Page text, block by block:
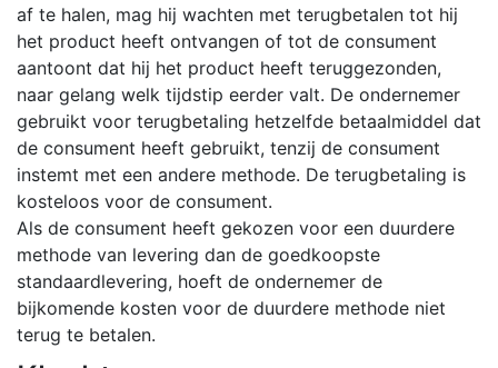
af te halen, mag hij wachten met terugbetalen tot hij
het product heeft ontvangen of tot de consument
aantoont dat hij het product heeft teruggezonden,
naar gelang welk tijdstip eerder valt. De ondernemer
gebruikt voor terugbetaling hetzelfde betaalmiddel dat
de consument heeft gebruikt, tenzij de consument
instemt met een andere methode. De terugbetaling is
kosteloos voor de consument.
Als de consument heeft gekozen voor een duurdere
methode van levering dan de goedkoopste
standaardlevering, hoeft de ondernemer de
bijkomende kosten voor de duurdere methode niet
terug te betalen.